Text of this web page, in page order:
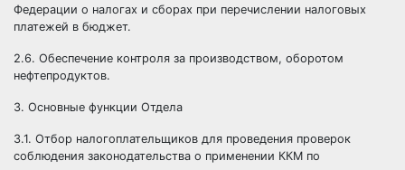
Федерации о налогах и сборах при перечислении налоговых
платежей в бюджет.
2.6. Обеспечение контроля за производством, оборотом
нефтепродуктов.
3. Основные функции Отдела
3.1. Отбор налогоплательщиков для проведения проверок
соблюдения законодательства о применении ККМ по